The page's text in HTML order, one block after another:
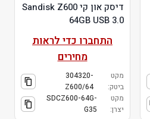
דיסק און קי Sandisk Z600
64GB USB 3.0
התחברו כדי לראות
מחירים
מקט
ביטק:
304320-
Z600/64
מקט
יצרן:
SDCZ600-64G-
G35